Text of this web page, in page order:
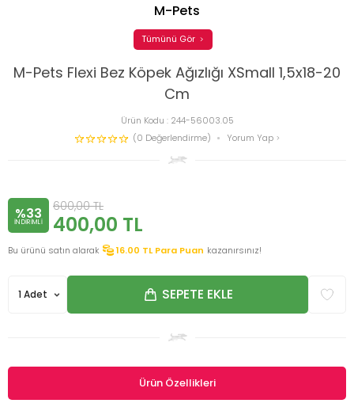
M-Pets Flexi Bez Köpek Ağızlığı XSmall 1,5x18-20
Cm
Ürün Kodu : 244-56003.05
(0 Değerlendirme)
Yorum Yap
M-Pets
Tümünü Gör
%33
INDIRIMLI
600,00TL
400,00 TL
Bu ürünü satın alarak 16.00 TL Para Puan kazanırsınız!
SEPETE EKLE
Ürün Özellikleri